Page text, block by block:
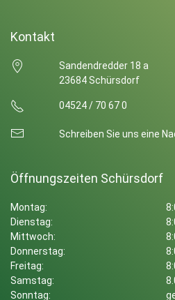
Kontakt
Sandendredder 18 a
23684 Schürsdorf
04524 / 70 67 0
Schreiben Sie uns eine
Öffnungszeiten Schürsdorf
Montag:
Dienstag:
Mittwoch:
Donnerstag:
Freitag:
Samstag:
Sonntag: